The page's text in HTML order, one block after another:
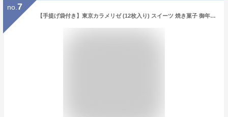
no. 7
【手提げ袋付き】東京カラメリゼ (12枚入り) スイーツ 焼き菓子 御年賀 菓子折り 御挨拶 粗品 ギフト お菓子 記念品 景品 粗品 プレゼント 東京みやげ 手土産 ギフト プチチュー 上野風月堂 風月堂